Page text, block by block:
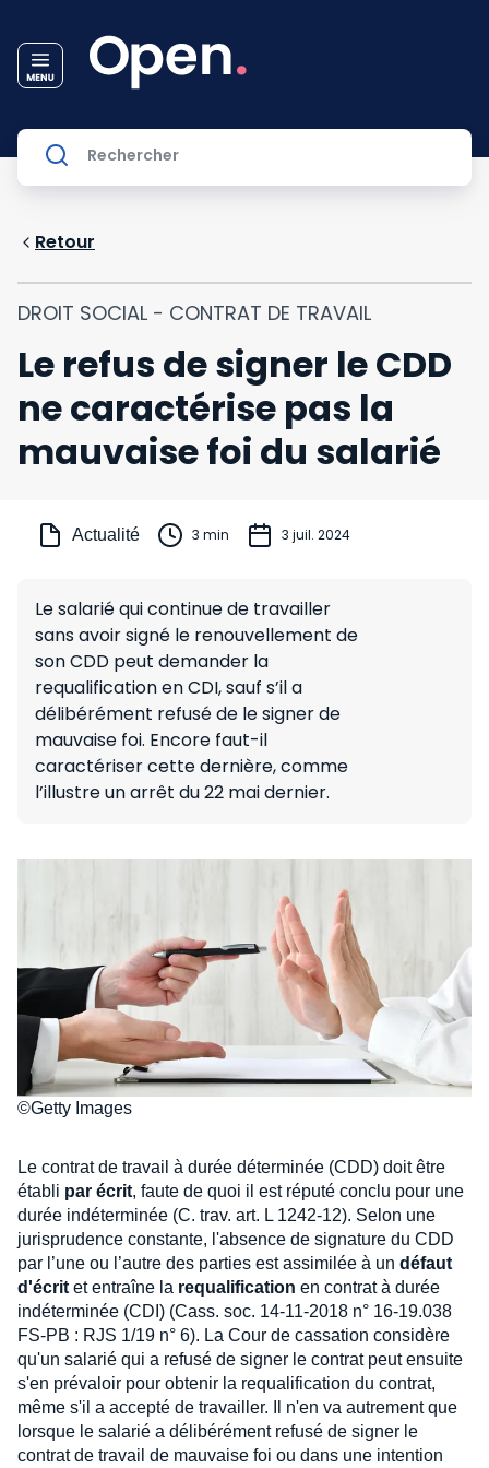
Retour
DROIT SOCIAL - CONTRAT DE TRAVAIL
Le refus de signer le CDD
ne caractérise pas la
mauvaise foi du salarié
Actualité 3 min 3 juil. 2024
Le salarié qui continue de travailler
sans avoir signé le renouvellement de
son CDD peut demander la
requalification en CDI, sauf s’il a
délibérément refusé de le signer de
mauvaise foi. Encore faut-il
caractériser cette dernière, comme
l’illustre un arrêt du 22 mai dernier.
©Getty Images
Le contrat de travail à durée déterminée (CDD) doit être
établi par écrit, faute de quoi il est réputé conclu pour une
durée indéterminée (C. trav. art. L 1242-12). Selon une
jurisprudence constante, l'absence de signature du CDD
par l’une ou l’autre des parties est assimilée à un défaut
d'écrit et entraîne la requalification en contrat à durée
indéterminée (CDI) (Cass. soc. 14-11-2018 n° 16-19.038
FS-PB : RJS 1/19 n° 6). La Cour de cassation considère
qu'un salarié qui a refusé de signer le contrat peut ensuite
s'en prévaloir pour obtenir la requalification du contrat,
même s'il a accepté de travailler. Il n'en va autrement que
lorsque le salarié a délibérément refusé de signer le
contrat de travail de mauvaise foi ou dans une intention